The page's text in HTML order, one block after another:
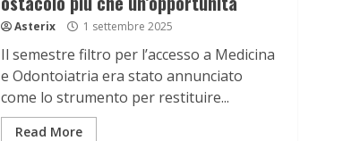
Asterix 1 settembre 2025
Il semestre filtro per l’accesso a Medicina
e Odontoiatria era stato annunciato
come lo strumento per restituire...
Read More